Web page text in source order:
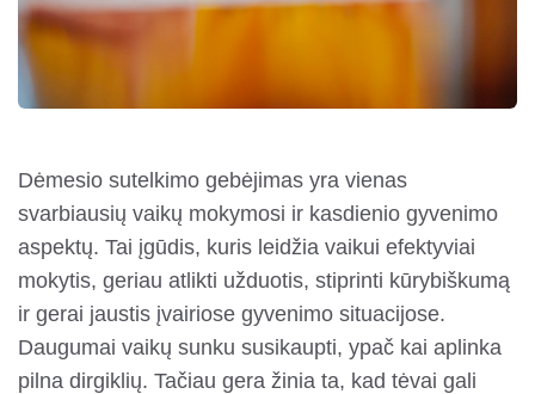
Dėmesio sutelkimo gebėjimas yra vienas
svarbiausių vaikų mokymosi ir kasdienio gyvenimo
aspektų. Tai įgūdis, kuris leidžia vaikui efektyviai
mokytis, geriau atlikti užduotis, stiprinti kūrybiškumą
ir gerai jaustis įvairiose gyvenimo situacijose.
Daugumai vaikų sunku susikaupti, ypač kai aplinka
pilna dirgiklių. Tačiau gera žinia ta, kad tėvai gali